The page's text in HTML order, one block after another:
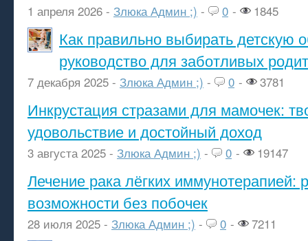
1 апреля 2026 - Злюка Админ ;) - 0 - 1845
Как правильно выбирать детскую
руководство для заботливых
7 декабря 2025 - Злюка Админ ;) - 0 - 3781
Инкрустация стразами для мамочек:
удовольствие и достойный доход
3 августа 2025 - Злюка Админ ;) - 0 - 19147
Лечение рака лёгких иммунотерапией:
возможности без побочек
28 июля 2025 - Злюка Админ ;) - 0 - 7211